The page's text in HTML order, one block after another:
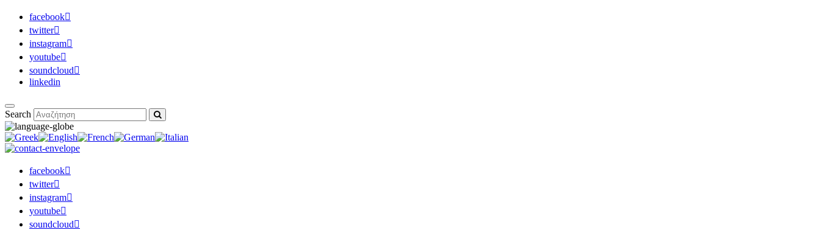
facebook
twitter
instagram
youtube
soundcloud
linkedin
Search
facebook
twitter
instagram
youtube
soundcloud